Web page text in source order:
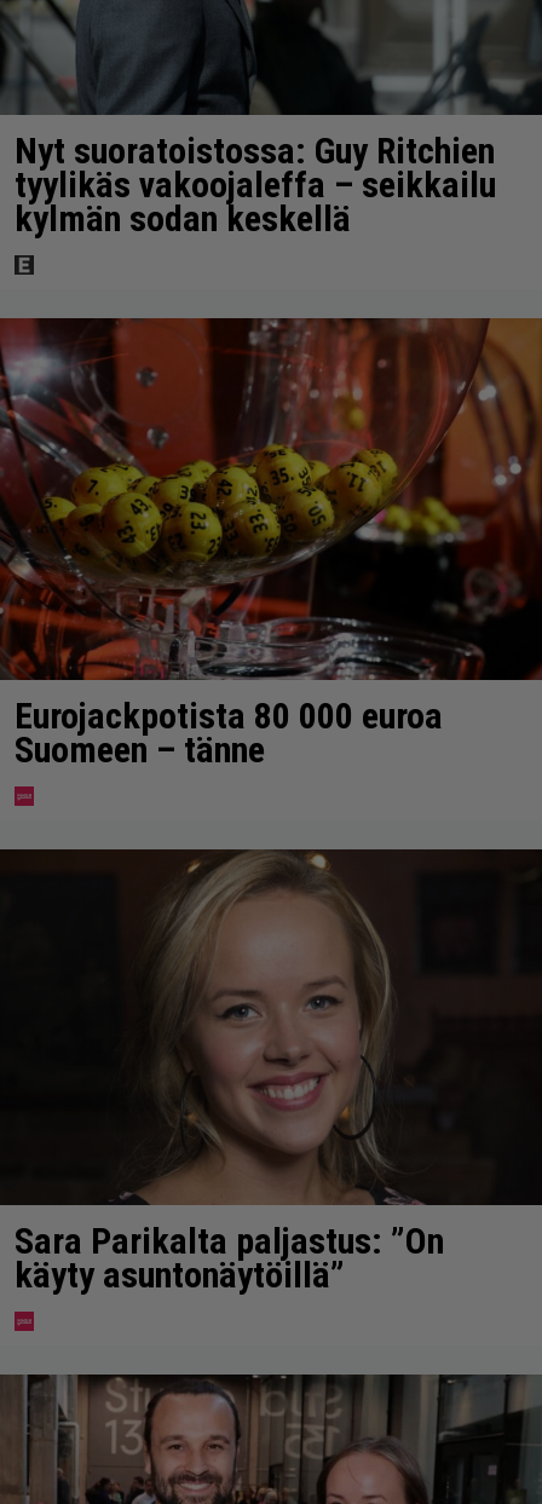
Nyt suoratoistossa: Guy Ritchien
tyylikäs vakoojaleffa – seikkailu
kylmän sodan keskellä
Eurojackpotista 80 000 euroa
Suomeen – tänne
Sara Parikalta paljastus: ”On
käyty asuntonäytöillä”